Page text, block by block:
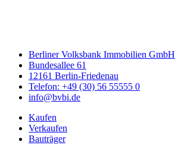
Berliner Volksbank Immobilien GmbH
Bundesallee 61
12161 Berlin-Friedenau
Telefon: +49 (30) 56 55555 0
info@bvbi.de
Kaufen
Verkaufen
Bauträger